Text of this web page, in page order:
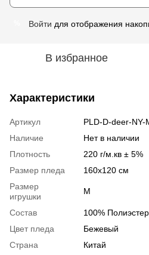
Войти для отображения
В избранное
Характеристики
Артикул
PLD-D-deer-NY-
Наличие
Нет в наличии
Плотность
220 г/м.кв ± 5%
Размер пледа
160x120 см
Размер
игрушки
M
Состав
100% Полиэстер
Цвет пледа
Бежевый
Страна
Китай